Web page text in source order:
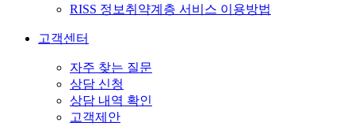
RISS 정보취약계층 서비스 이용방법
고객센터
자주 찾는 질문
상담 신청
상담 내역 확인
고객제안